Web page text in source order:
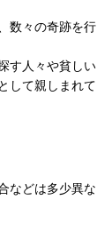
数々の奇跡を行
す人々や貧しい
して親しまれて
などは多少異な